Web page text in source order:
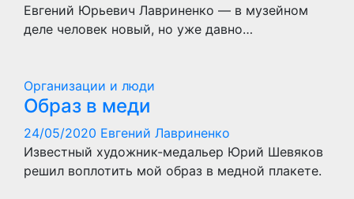
Евгений Юрьевич Лавриненко — в музейном
деле человек новый, но уже давно…
Организации и люди
Образ в меди
24/05/2020 Евгений Лавриненко
Известный художник-медальер Юрий Шевяков
решил воплотить мой образ в медной плакете.